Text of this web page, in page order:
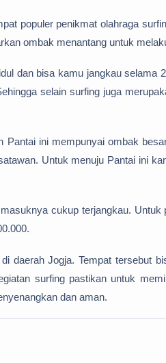
populer penikmat olahraga
ombak menantang untuk
dan bisa kamu jangkau selama
selain surfing juga
ini mempunyai ombak
Untuk menuju Pantai ini
cukup terjangkau. Untuk
daerah Jogja. Tempat tersebut
surfing pastikan untuk
dan aman.